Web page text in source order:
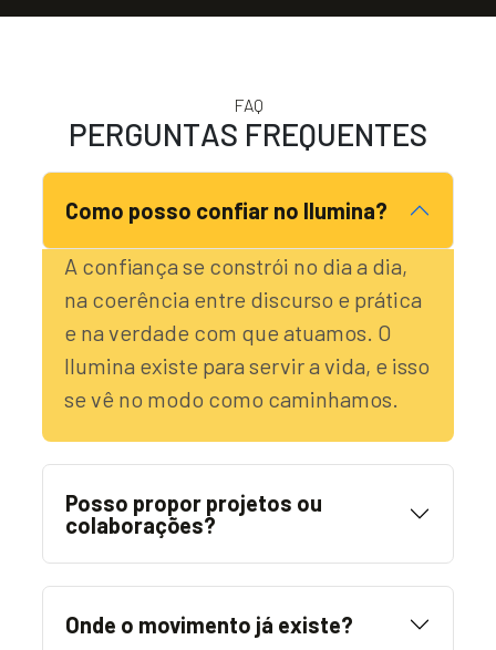
FAQ
PERGUNTAS FREQUENTES
Como posso confiar no Ilumina?
A confiança se constrói no dia a dia,
na coerência entre discurso e prática
e na verdade com que atuamos. O
Ilumina existe para servir a vida, e isso
se vê no modo como caminhamos.
Posso propor projetos ou
colaborações?
Onde o movimento já existe?